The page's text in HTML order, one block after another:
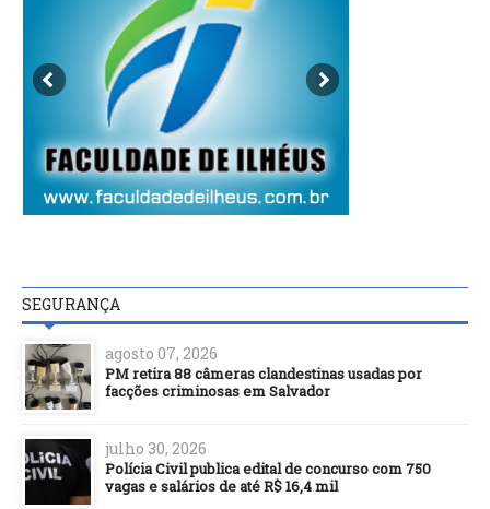
SEGURANÇA
agosto 07, 2026
PM retira 88 câmeras clandestinas usadas por
facções criminosas em Salvador
julho 30, 2026
Polícia Civil publica edital de concurso com 750
vagas e salários de até R$ 16,4 mil